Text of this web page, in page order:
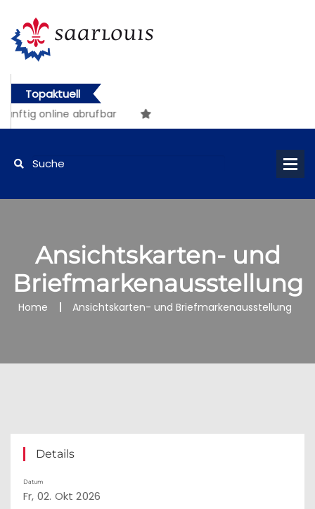
Topaktuell
online abrufbar
Ansichtskarten- und
Briefmarkenausstellung
Home Ansichtskarten- und Briefmarkenausstellung
Details
Datum
Fr, 02. Okt 2026